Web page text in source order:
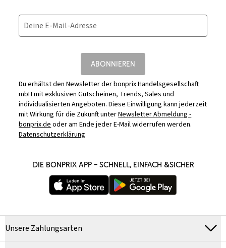
Deine E-Mail-Adresse
ABONNIEREN
Du erhältst den Newsletter der bonprix Handelsgesellschaft
mbH mit exklusiven Gutscheinen, Trends, Sales und
individualisierten Angeboten. Diese Einwilligung kann jederzeit
mit Wirkung für die Zukunft unterNewsletter Abmeldung -
bonprix.deoder am Ende jeder E-Mail widerrufen werden.
Datenschutzerklärung
DIE BONPRIX APP – SCHNELL, EINFACH &SICHER
Unsere Zahlungsarten